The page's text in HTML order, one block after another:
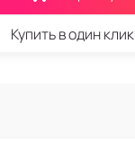
Купить в один клик